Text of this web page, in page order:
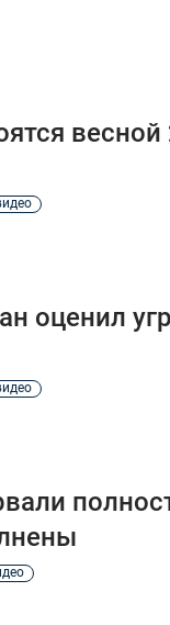
весной
оценил